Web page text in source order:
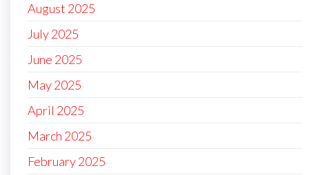
August 2025
July 2025
June 2025
May 2025
April 2025
March 2025
February 2025